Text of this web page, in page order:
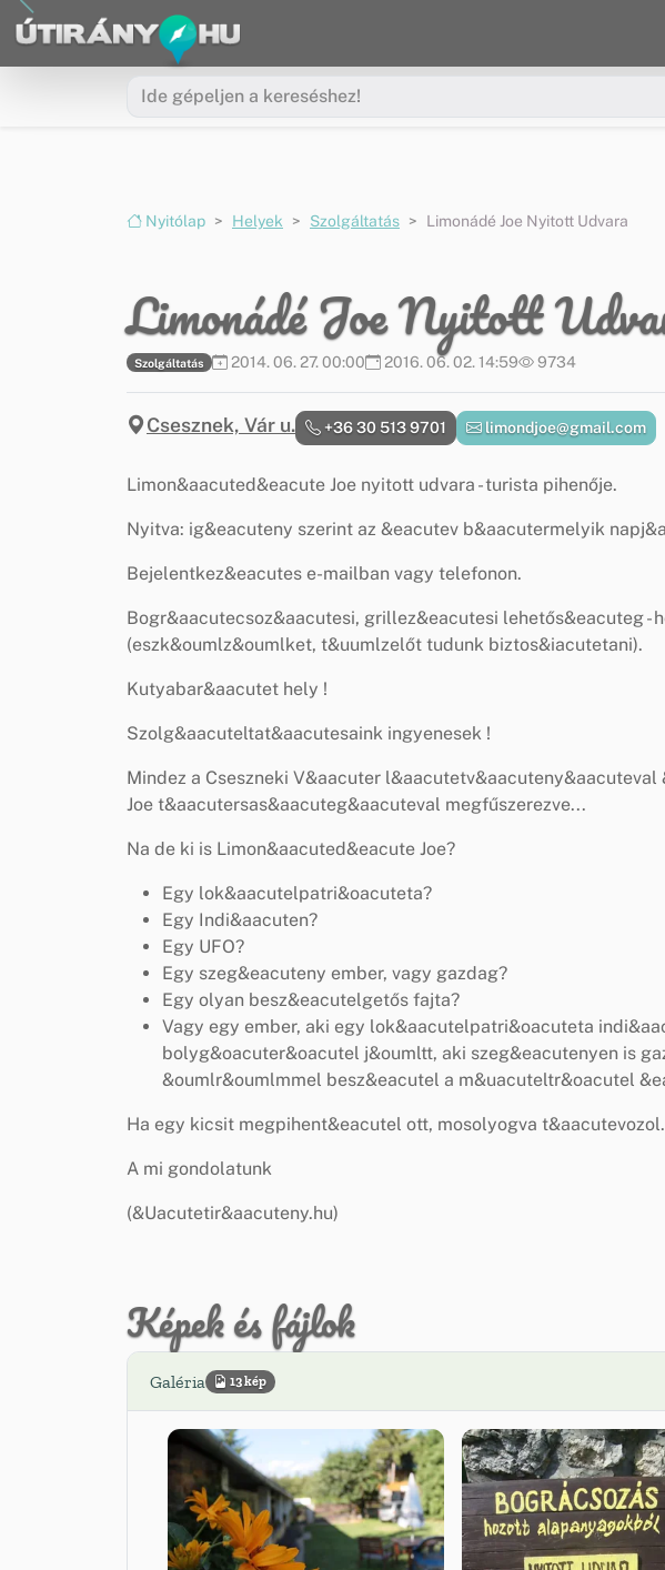
Ugrás a menüre
Ugrás a tartalomra
Nyitólap Helyek Szolgáltatás Limonádé Joe Nyitott Udvara
Limonádé Joe Nyitott
Szolgáltatás 2014. 06. 27. 00:00 2016. 06. 02. 14:59 9734
Csesznek, Vár u. +36 30 513 9701 limondjoe@gmail.com
Limon&aacuted&eacute Joe nyitott udvara - turista pihenője.
Nyitva: ig&eacuteny szerint az &eacutev b&aacutermelyik
Bejelentkez&eacutes e-mailban vagy telefonon.
Bogr&aacutecsoz&aacutesi, grillez&eacutesi lehetős&eacuteg -
(eszk&oumlz&oumlket, t&uumlzelőt tudunk biztos&iacutetani).
Kutyabar&aacutet hely !
Szolg&aacuteltat&aacutesaink ingyenesek !
Mindez a Cseszneki V&aacuter
Joe t&aacutersas&aacuteg&aacuteval megfűszerezve...
Na de ki is Limon&aacuted&eacute Joe?
Egy lok&aacutelpatri&oacuteta?
Egy Indi&aacuten?
Egy UFO?
Egy szeg&eacuteny ember, vagy gazdag?
Egy olyan besz&eacutelgetős fajta?
Vagy egy ember, aki egy lok&aacutelpatri&oacuteta
bolyg&oacuter&oacutel j&oumltt, aki szeg&eacutenyen is
&oumlr&oumlmmel besz&eacutel a m&uacuteltr&oacutel
Ha egy kicsit megpihent&eacutel ott, mosolyogva
A mi gondolatunk
(&Uacutetir&aacuteny.hu)
Képek és fájlok
Galéria 13 kép